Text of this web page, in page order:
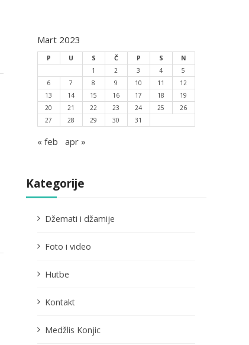
Mart 2023
P U S Č P S
N
1
2 3 4
5
6
7 8 9 10 11
12
13
14 15 16 17 18
19
20
21 22 23 24 25
26
27
28 29 30 31
« feb apr »
Kategorije
Džemati i džamije
Foto i video
Hutbe
Kontakt
Medžlis Konjic